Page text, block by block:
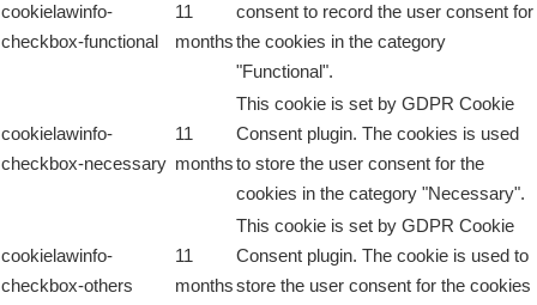
cookielawinfo-
checkbox-functional
11
months
consent to record the user consent for
the cookies in the category
"Functional".
cookielawinfo-
checkbox-necessary
11
months
This cookie is set by GDPR Cookie
Consent plugin. The cookies is used
to store the user consent for the
cookies in the category "Necessary".
cookielawinfo-
checkbox-others
11
months
This cookie is set by GDPR Cookie
Consent plugin. The cookie is used to
store the user consent for the cookies